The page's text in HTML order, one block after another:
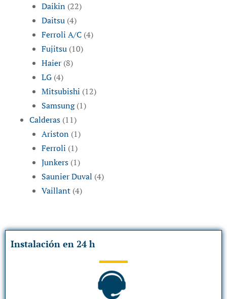
Daikin (22)
Daitsu (4)
Ferroli A/C (4)
Fujitsu (10)
Haier (8)
LG (4)
Mitsubishi (12)
Samsung (1)
Calderas (11)
Ariston (1)
Ferroli (1)
Junkers (1)
Saunier Duval (4)
Vaillant (4)
Instalación en 24 h